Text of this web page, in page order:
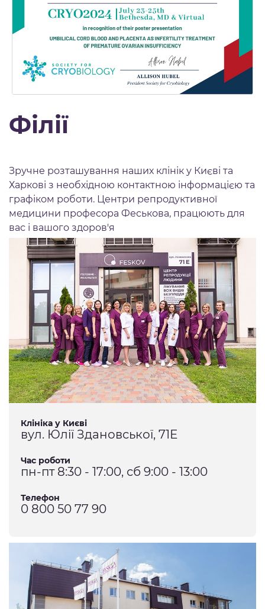
Філії
Зручне розташування наших клінік у Києві та
Харкові з необхідною контактною інформацією та
графіком роботи. Центри репродуктивної
медицини професора Феськова, працюють для
вас і вашого здоров'я
Клініка у Києві
вул. Юлії Здановської, 71Е
Час роботи
пн-пт 8:30 - 17:00, сб 9:00 - 13:00
Телефон
0 800 50 77 90